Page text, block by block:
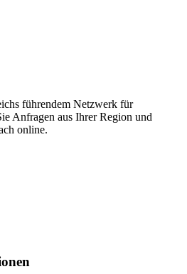
führendem Netzwerk für
Anfragen aus Ihrer Region und
online.